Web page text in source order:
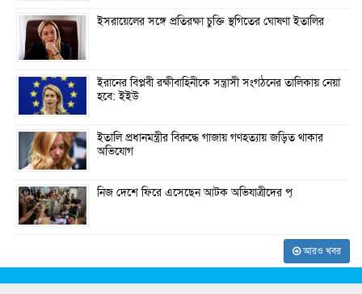
ইসরায়েলের সঙ্গে প্রতিরক্ষা চুক্তি স্থগিতের ঘোষণা ইতালির
ইরানের বিপ্লবী রক্ষীবাহিনীকে সন্ত্রাসী সংগঠনের তালিকায় নেয়া
হবে: ইইউ
ইতালি প্রধানমন্ত্রীর বিরুদ্ধে গাজায় গণহত্যায় জড়িত থাকার
অভিযোগ
নিজ দেশে ফিরে এসেছেন আটক অভিযাত্রীদের প্
আরও খবর